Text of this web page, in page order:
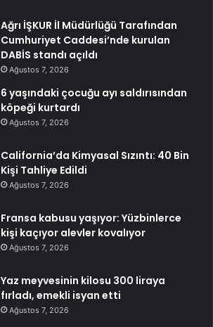
Ağrı İŞKUR İl Müdürlüğü Tarafından
Cumhuriyet Caddesi’nde kurulan
DABİS standı açıldı
Ağustos 7, 2026
6 yaşındaki çocuğu ayı saldırısından
köpeği kurtardı
Ağustos 7, 2026
California’da Kimyasal Sızıntı: 40 Bin
Kişi Tahliye Edildi
Ağustos 7, 2026
Fransa kabusu yaşıyor: Yüzbinlerce
kişi kaçıyor alevler kovalıyor
Ağustos 7, 2026
Yaz meyvesinin kilosu 300 liraya
fırladı, emekli isyan etti
Ağustos 7, 2026